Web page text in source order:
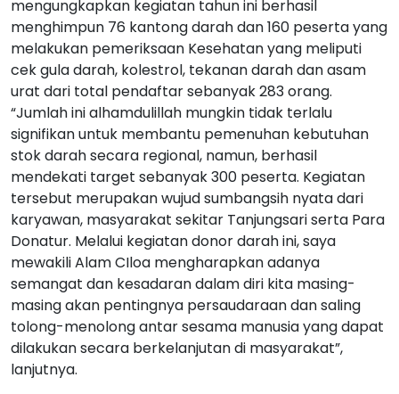
mengungkapkan kegiatan tahun ini berhasil
menghimpun 76 kantong darah dan 160 peserta yang
melakukan pemeriksaan Kesehatan yang meliputi
cek gula darah, kolestrol, tekanan darah dan asam
urat dari total pendaftar sebanyak 283 orang.
“Jumlah ini alhamdulillah mungkin tidak terlalu
signifikan untuk membantu pemenuhan kebutuhan
stok darah secara regional, namun, berhasil
mendekati target sebanyak 300 peserta. Kegiatan
tersebut merupakan wujud sumbangsih nyata dari
karyawan, masyarakat sekitar Tanjungsari serta Para
Donatur. Melalui kegiatan donor darah ini, saya
mewakili Alam CIloa mengharapkan adanya
semangat dan kesadaran dalam diri kita masing-
masing akan pentingnya persaudaraan dan saling
tolong-menolong antar sesama manusia yang dapat
dilakukan secara berkelanjutan di masyarakat”,
lanjutnya.